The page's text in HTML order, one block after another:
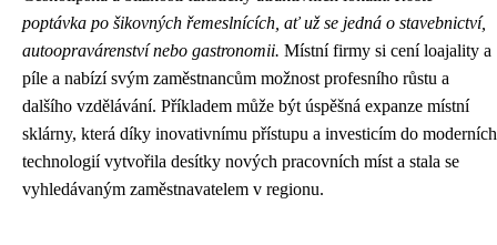
poptávka po šikovných řemeslnících, ať už se jedná o stavebnictví,
autoopravárenství nebo gastronomii. Místní firmy si cení loajality a
píle a nabízí svým zaměstnancům možnost profesního růstu a
dalšího vzdělávání. Příkladem může být úspěšná expanze místní
sklárny, která díky inovativnímu přístupu a investicím do moderních
technologií vytvořila desítky nových pracovních míst a stala se
vyhledávaným zaměstnavatelem v regionu.